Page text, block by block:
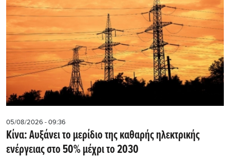
05/08/2026 - 09:36
Κίνα: Αυξάνει το μερίδιο της καθαρής ηλεκτρικής
ενέργειας στο 50% μέχρι το 2030